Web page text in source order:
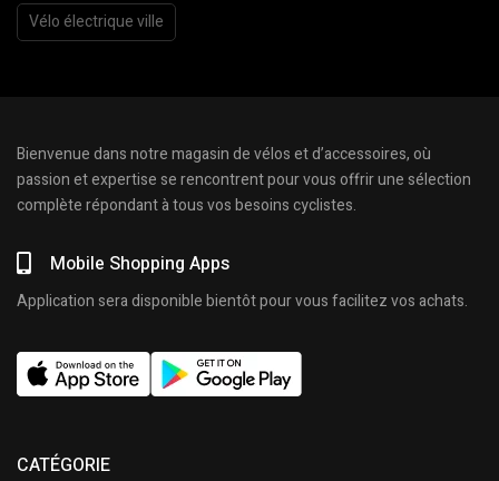
Vélo électrique ville
Bienvenue dans notre magasin de vélos et d’accessoires, où
passion et expertise se rencontrent pour vous offrir une sélection
complète répondant à tous vos besoins cyclistes.
Mobile Shopping Apps
Application sera disponible bientôt pour vous facilitez vos achats.
CATÉGORIE